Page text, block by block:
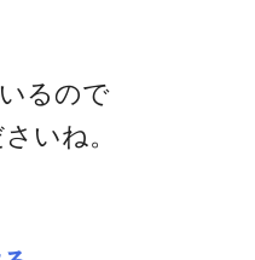
るので
いね。